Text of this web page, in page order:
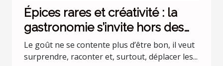
Épices rares et créativité : la
gastronomie s’invite hors des
codes
Le goût ne se contente plus d’être bon, il veut
surprendre, raconter et, surtout, déplacer les...